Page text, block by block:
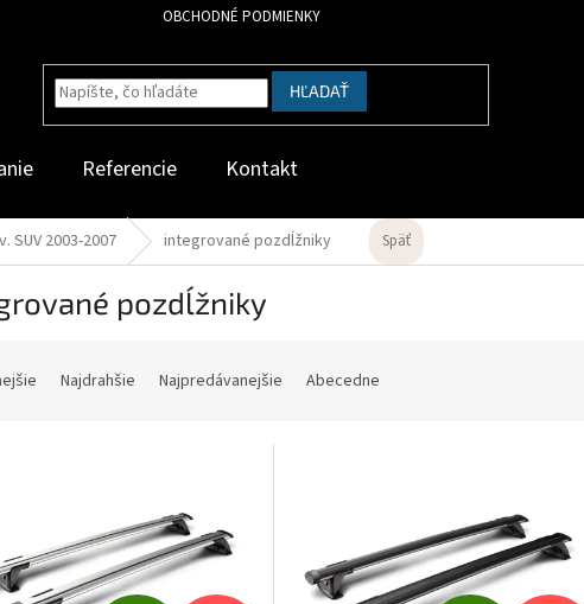
OBCHODNÉ PODMIENKY
HĽADAŤ
Referencie Kontakt
SUV 2003-2007 integrované pozdĺžniky Späť
pozdĺžniky
Najdrahšie Najpredávanejšie Abecedne